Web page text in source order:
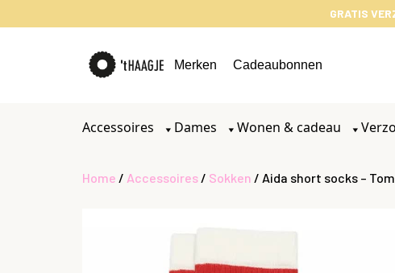
GRATIS
Merken Cadeaubonnen
Accessoires Dames Wonen & cadeau
Home / Accessoires / Sokken / Aida short socks –